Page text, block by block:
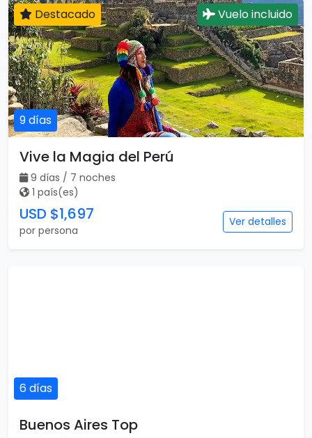
9 días
Destacado Vuelo incluido
Vive la Magia del Perú
9 días / 7 noches
1 país(es)
USD $1,697
por persona
Ver detalles
6 días
Buenos Aires Top